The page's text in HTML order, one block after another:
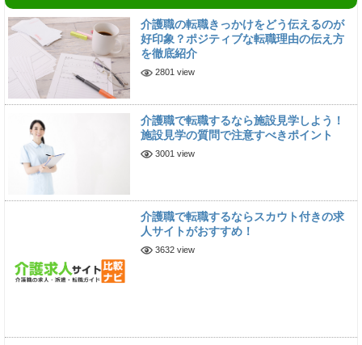
介護職の転職きっかけをどう伝えるのが
好印象？ポジティブな転職理由の伝え方
を徹底紹介
2801 view
介護職で転職するなら施設見学しよう！
施設見学の質問で注意すべきポイント
3001 view
介護職で転職するならスカウト付きの求
人サイトがおすすめ！
3632 view